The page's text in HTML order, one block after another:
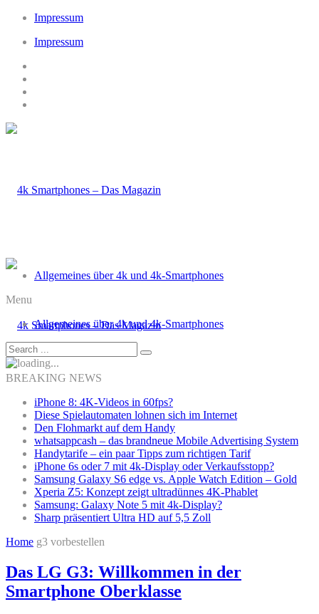
Impressum
Impressum
Allgemeines über 4k und 4k-Smartphones
Menu
Allgemeines über 4k und 4k-Smartphones
BREAKING NEWS
iPhone 8: 4K-Videos in 60fps?
Diese Spielautomaten lohnen sich im Internet
Den Flohmarkt auf dem Handy
whatsappcash – das brandneue Mobile Advertising System
Handytarife – ein paar Tipps zum richtigen Tarif
iPhone 6s oder 7 mit 4k-Display oder Verkaufsstopp?
Samsung Galaxy S6 edge vs. Apple Watch Edition – Gold
Xperia Z5: Konzept zeigt ultradünnes 4K-Phablet
Samsung: Galaxy Note 5 mit 4k-Display?
Sharp präsentiert Ultra HD auf 5,5 Zoll
Home g3 vorbestellen
Das LG G3: Willkommen in der
Smartphone Oberklasse